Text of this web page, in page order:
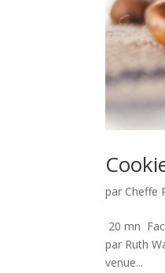
par Cheffe
20 mn
par Ruth
venue...